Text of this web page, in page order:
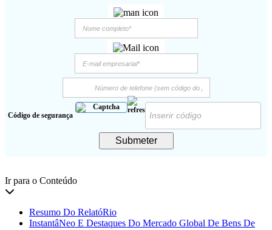
Código de segurança
Submeter
Ir para o Conteúdo
Resumo Do RelatóRio
InstantâNeo E Destaques Do Mercado Global De Bens De